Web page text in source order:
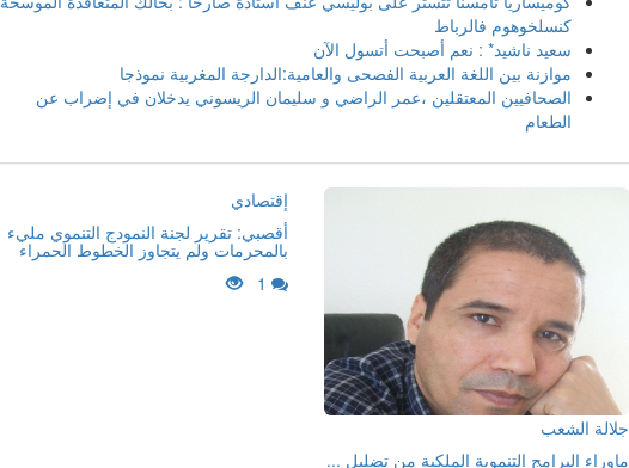
كنسلخوهوم فالرباط
سعيد ناشيد* : نعم أصبحت أتسول الآن
موازنة بين اللغة العربية الفصحى والعامية:الدارجة المغربية نموذجا
الصحافيين المعتقلين ،عمر الراضي و سليمان الريسوني يدخلان في إضراب عن
الطعام
إقتصادي
أقصبي: تقرير لجنة النمودج التنموي مليء
بالمحرمات ولم يتجاوز الخطوط الحمراء
جلالة الشعب
ماوراء البرامج التنموية الملكية من تضليل ...